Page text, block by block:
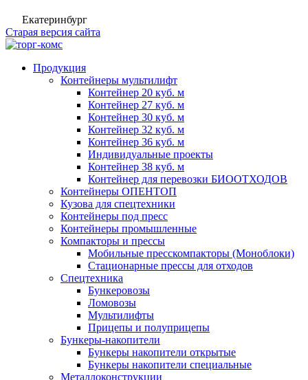
Екатеринбург
Старая версия сайта
Продукция
Контейнеры мультилифт
Контейнер 20 куб. м
Контейнер 27 куб. м
Контейнер 30 куб. м
Контейнер 32 куб. м
Контейнер 36 куб. м
Индивидуальные проекты
Контейнер 38 куб. м
Контейнер для перевозки БИООТХОДОВ
Контейнеры ОПЕНТОП
Кузова для спецтехники
Контейнеры под пресс
Контейнеры промышленные
Компакторы и прессы
Мобильные пресскомпакторы (Моноблоки)
Стационарные прессы для отходов
Спецтехника
Бункеровозы
Ломовозы
Мультилифты
Прицепы и полуприцепы
Бункеры-накопители
Бункеры накопители открытые
Бункеры накопители специальные
Металлоконструкции